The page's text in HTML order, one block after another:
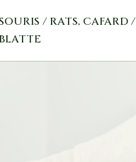
/ RATS, CAFARD /
BLATTE